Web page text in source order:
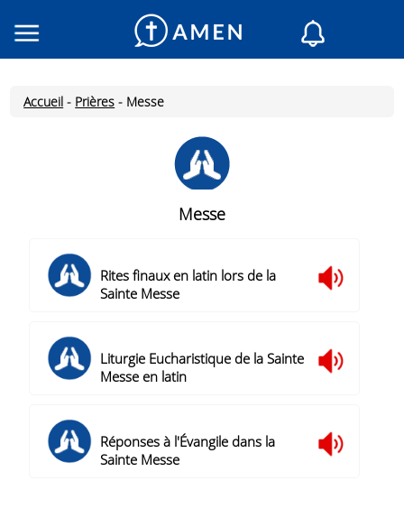
Consacré
Lecture du jour
Connexion
Inscription
Accueil - Prières - Messe
Messe
Rites finaux en latin lors de la
Sainte Messe
Liturgie Eucharistique de la Sainte
Messe en latin
Réponses à l'Évangile dans la
Sainte Messe